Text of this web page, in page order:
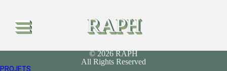
PROJETS
RAPH
← Le Monastère
© 2026 RAPH
All Rights Reserved